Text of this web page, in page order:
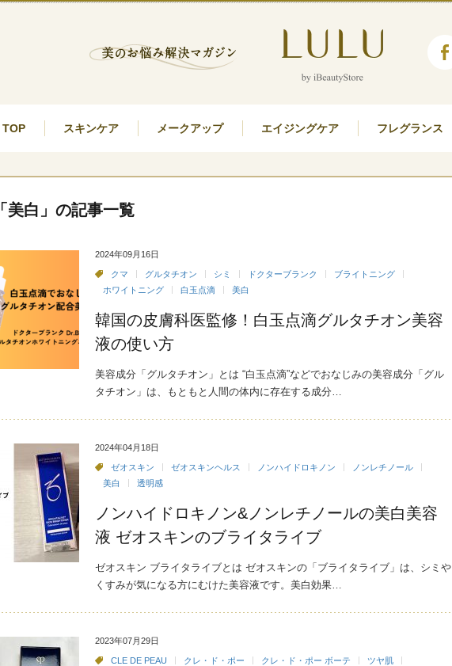
TOP スキンケア メークアップ エイジングケア フレグランス
「美白」の記事一覧
2024年09月16日
クマ グルタチオン シミ ドクターブランク
ブライトニング
ホワイトニング
白玉点滴 美白
韓国の皮膚科医監修！白玉点滴グルタチオン美容
液の使い方
美容成分「グルタチオン」とは “白玉点滴”などでおなじみの美容成分「グル
タチオン」は、もともと人間の体内に存在する成分…
2024年04月18日
ゼオスキン ゼオスキンヘルス ノンハイドロキノン
ノンレチノール
美白
透明感
ノンハイドロキノン&ノンレチノールの美白美容
液 ゼオスキンのブライタライブ
ゼオスキン ブライタライブとは ゼオスキンの「ブライタライブ」は、シミや
くすみが気になる方にむけた美容液です。美白効果…
2023年07月29日
CLE DE PEAU クレ・ド・ポー クレ・ド・ポー ボーテ
ツヤ肌